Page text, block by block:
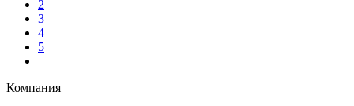
2
3
4
5
Компания